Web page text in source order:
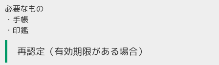
必要なもの
・手帳
・印鑑
再認定（有効期限がある場合）